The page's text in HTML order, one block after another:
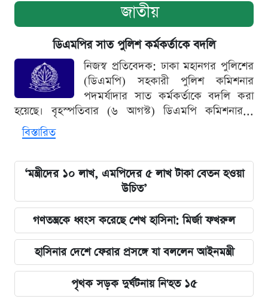
জাতীয়
ডিএমপির সাত পুলিশ কর্মকর্তাকে বদলি
নিজস্ব প্রতিবেদক: ঢাকা মহানগর পুলিশের
(ডিএমপি) সহকারী পুলিশ কমিশনার
পদমর্যাদার সাত কর্মকর্তাকে বদলি করা
হয়েছে। বৃহস্পতিবার (৬ আগস্ট) ডিএমপি কমিশনার...
বিস্তারিত
‘মন্ত্রীদের ১০ লাখ, এমপিদের ৫ লাখ টাকা বেতন হওয়া
উচিত’
গণতন্ত্রকে ধ্বংস করেছে শেখ হাসিনা: মির্জা ফখরুল
হাসিনার দেশে ফেরার প্রসঙ্গে যা বললেন আইনমন্ত্রী
পৃথক সড়ক দুর্ঘটনায় নি'হত ১৫